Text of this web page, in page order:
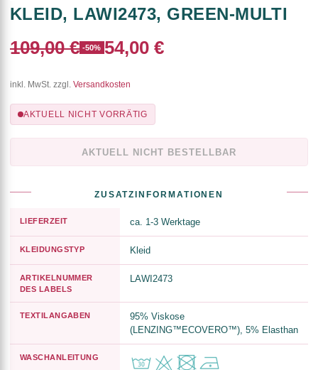
KLEID, LAWI2473, GREEN-MULTI
109,00 € -50% 54,00 €
inkl. MwSt. zzgl. Versandkosten
AKTUELL NICHT VORRÄTIG
AKTUELL NICHT BESTELLBAR
ZUSATZINFORMATIONEN
LIEFERZEIT ca. 1-3 Werktage
KLEIDUNGSTYP Kleid
ARTIKELNUMMER
DES LABELS
LAWI2473
TEXTILANGABEN
95% Viskose
(LENZING™ECOVERO™), 5% Elasthan
WASCHANLEITUNG